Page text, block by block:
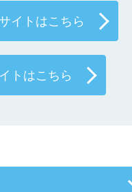
イトはこちら
トはこちら